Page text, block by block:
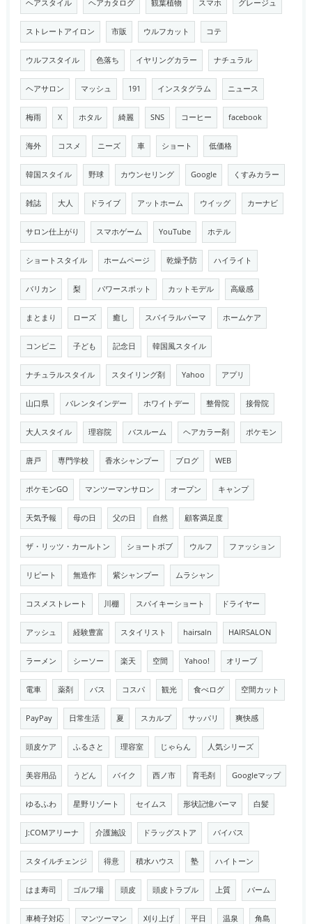
ヘアスタイル ヘアカタログ 観葉植物 スマホ グレージュ
ストレートアイロン 市販 ウルフカット コテ
ウルフスタイル 色落ち イヤリングカラー ナチュラル
ヘアサロン マッシュ 191 インスタグラム ニュース
梅雨 X ホタル 綺麗 SNS コーヒー facebook
海外 コスメ ニーズ 車 ショート 低価格
韓国スタイル 野球 カウンセリング Google くすみカラー
雑誌 大人 ドライブ アットホーム ウイッグ カーナビ
サロン仕上がり スマホゲーム YouTube ホテル
ショートスタイル ホームページ 乾燥予防 ハイライト
バリカン 梨 パワースポット カットモデル 高級感
まとまり ローズ 癒し スパイラルパーマ ホームケア
コンビニ 子ども 記念日 韓国風スタイル
ナチュラルスタイル スタイリング剤 Yahoo アプリ
山口県 バレンタインデー ホワイトデー 整骨院 接骨院
大人スタイル 理容院 バスルーム ヘアカラー剤 ポケモン
唐戸 専門学校 香水シャンプー ブログ WEB
ポケモンGO マンツーマンサロン オープン キャンプ
天気予報 母の日 父の日 自然 顧客満足度
ザ・リッツ・カールトン ショートボブ ウルフ ファッション
リピート 無造作 紫シャンプー ムラシャン
コスメストレート 川棚 スパイキーショート ドライヤー
アッシュ 経験豊富 スタイリスト hairsaln HAIRSALON
ラーメン シーソー 楽天 空間 Yahoo! オリーブ
電車 薬剤 バス コスパ 観光 食べログ 空間カット
PayPay 日常生活 夏 スカルプ サッパリ 爽快感
頭皮ケア ふるさと 理容室 じゃらん 人気シリーズ
美容用品 うどん バイク 西ノ市 育毛剤 Googleマップ
ゆるふわ 星野リゾート セイムス 形状記憶パーマ 白髪
J:COMアリーナ 介護施設 ドラッグストア バイパス
スタイルチェンジ 得意 積水ハウス 塾 ハイトーン
はま寿司 ゴルフ場 頭皮 頭皮トラブル 上質 バーム
車椅子対応 マンツーマン 刈り上げ 平日 温泉 角島